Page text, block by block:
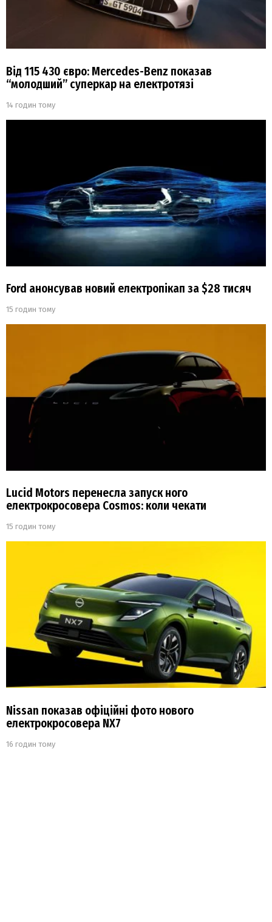
Від 115 430 євро: Mercedes-Benz показав
“молодший” суперкар на електротязі
14 годин тому
Ford анонсував новий електропікап за $28 тисяч
15 годин тому
Lucid Motors перенесла запуск ного
електрокросовера Cosmos: коли чекати
15 годин тому
Nissan показав офіційні фото нового
електрокросовера NX7
16 годин тому